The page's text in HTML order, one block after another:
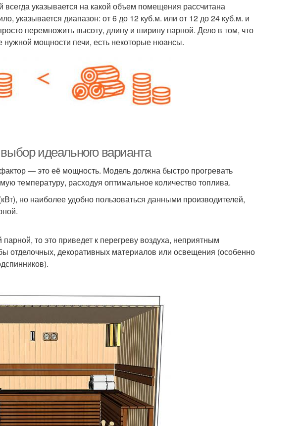
всегда указывается на какой объем помещения рассчитана
указывается диапазон: от 6 до 12 куб.м. или от 12 до 24 куб.м. и
перемножить высоту, длину и ширину парной. Дело в том, что
мощности печи, есть некоторые нюансы.
идеального варианта
— это её мощность. Модель должна быстро прогревать
температуру, расходуя оптимальное количество топлива.
но наиболее удобно пользоваться данными производителей,
то это приведет к перегреву воздуха, неприятным
отделочных, декоративных материалов или освещения (особенно